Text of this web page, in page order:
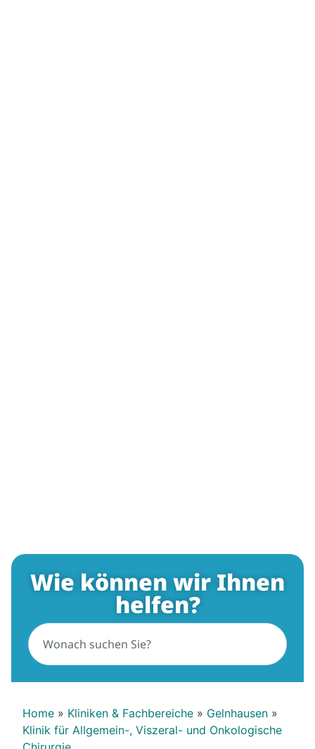
Wie können wir Ihnen
helfen?
Home » Kliniken & Fachbereiche » Gelnhausen »
Klinik für Allgemein-, Viszeral- und Onkologische